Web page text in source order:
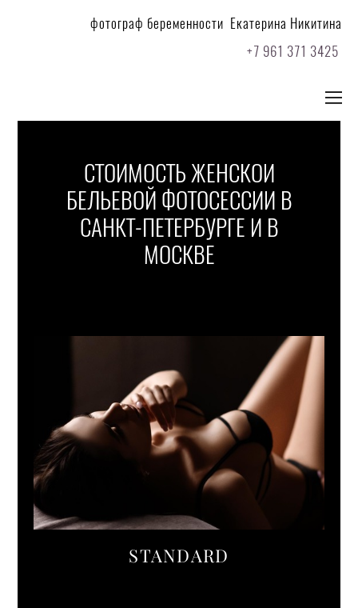
фотограф беременности Екатерина Никитина
+7 961 371 3425
СТОИМОСТЬ ЖЕНСКОЙ
БЕЛЬЕВОЙ ФОТОСЕССИИ В
САНКТ-ПЕТЕРБУРГЕ И В
МОСКВЕ
STANDARD